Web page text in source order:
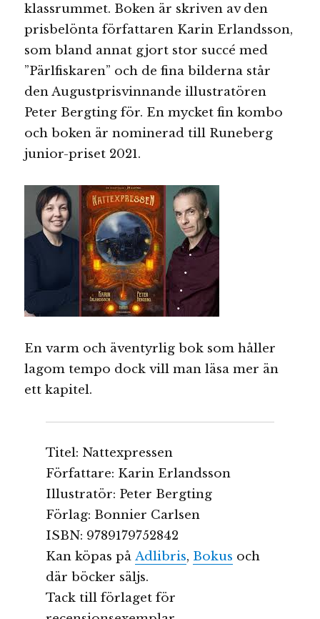
klassrummet. Boken är skriven av den
prisbelönta författaren Karin Erlandsson,
som bland annat gjort stor succé med
”Pärlfiskaren” och de fina bilderna står
den Augustprisvinnande illustratören
Peter Bergting för. En mycket fin kombo
och boken är nominerad till Runeberg
junior-priset 2021.
En varm och äventyrlig bok som håller
lagom tempo dock vill man läsa mer än
ett kapitel.
Titel: Nattexpressen
Författare: Karin Erlandsson
Illustratör: Peter Bergting
Förlag: Bonnier Carlsen
ISBN: 9789179752842
Kan köpas på Adlibris, Bokus och
där böcker säljs.
Tack till förlaget för